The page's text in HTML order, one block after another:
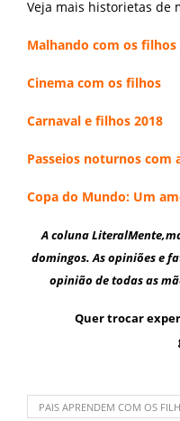
Veja mais historietas de
Malhando com os filhos
Cinema com os filhos
Carnaval e filhos 2018
Passeios noturnos com
Copa do Mundo: Um
A coluna
domingos. As opiniões e
opinião de todas as
Quer trocar
PAIS APRENDEM COM OS